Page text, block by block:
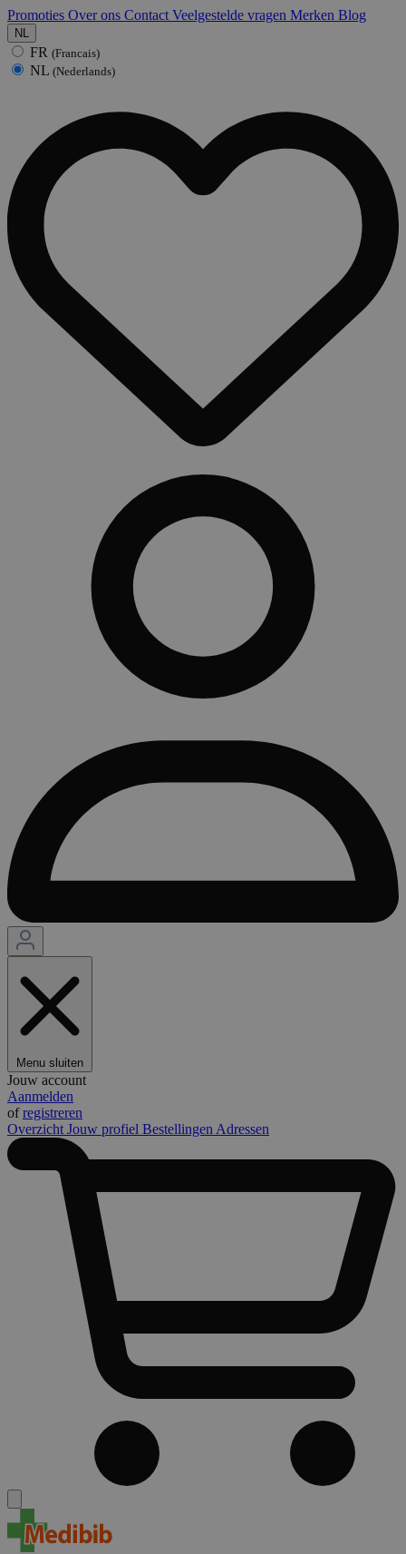
Promoties Over ons Contact Veelgestelde vragen Merken Blog
NL
FR (Francais)
NL (Nederlands)
Menu sluiten
Jouw account
Aanmelden
ofregistreren
Overzicht Jouw profiel Bestellingen Adressen